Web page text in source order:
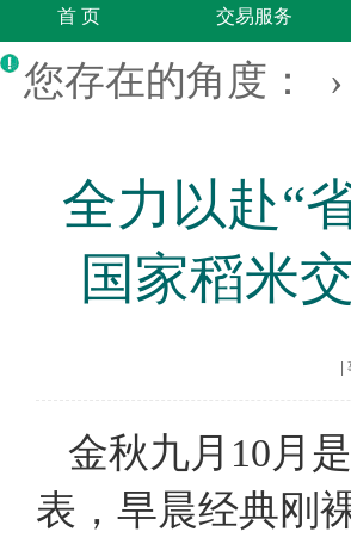
首 页 交易服务
您存在的角度：
全力以赴“
国家稻米
金秋九月10月
表，旱晨经典刚